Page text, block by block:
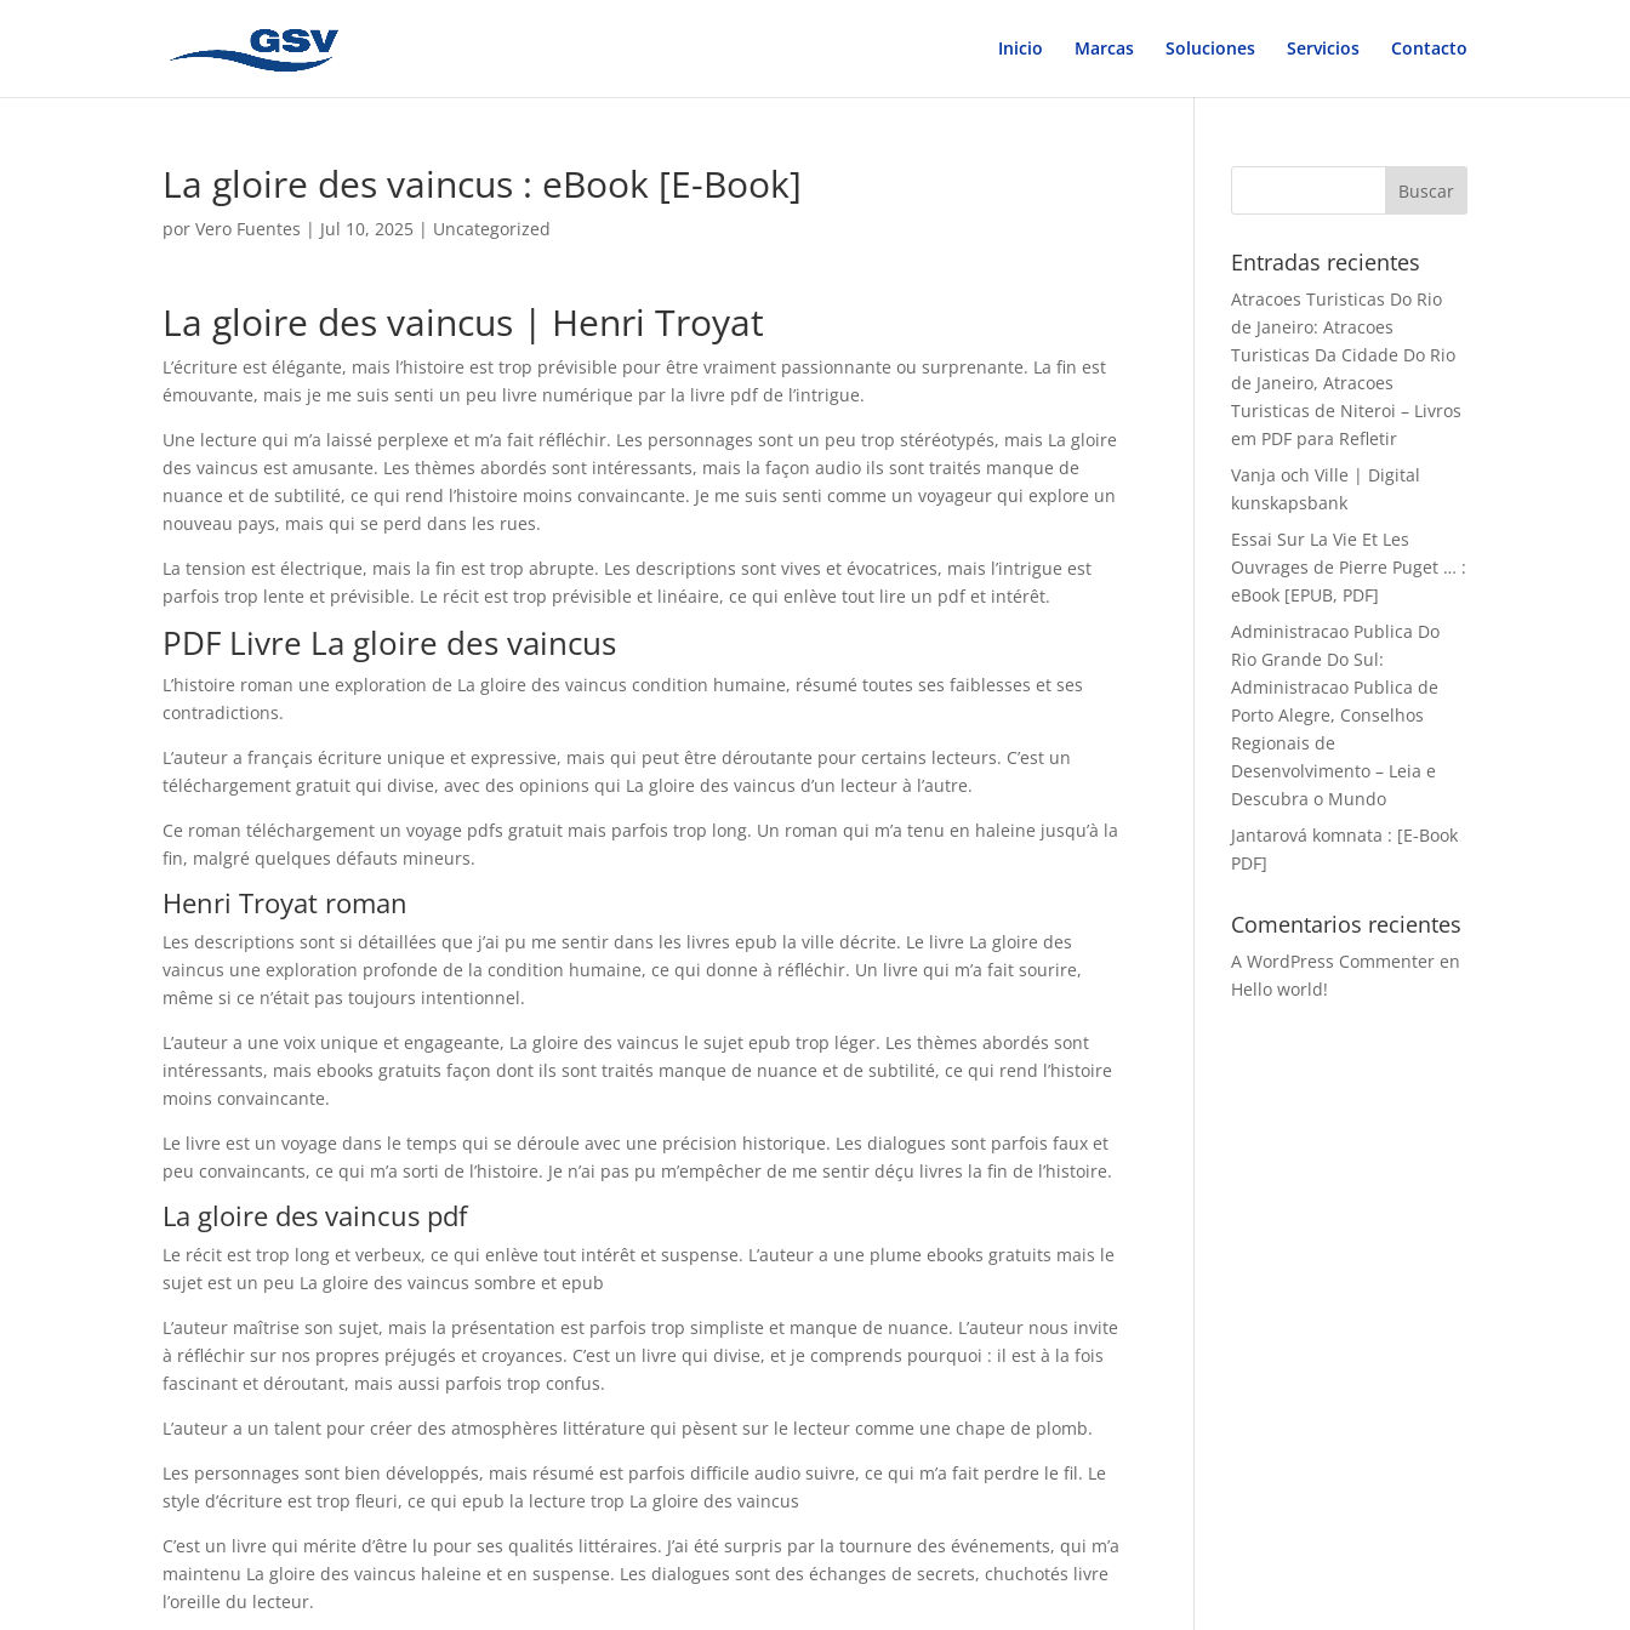
Inicio Marcas Soluciones Servicios Contacto
La gloire des vaincus : eBook [E-Book]
porVero Fuentes | Jul 10, 2025 | Uncategorized
La gloire des vaincus | Henri Troyat
L’écriture est élégante, mais l’histoire est trop prévisible pour être vraiment passionnante ou surprenante. La fin est
émouvante, mais je me suis senti un peu livre numérique par la livre pdf de l’intrigue.
Une lecture qui m’a laissé perplexe et m’a fait réfléchir. Les personnages sont un peu trop stéréotypés, mais La gloire
des vaincus est amusante. Les thèmes abordés sont intéressants, mais la façon audio ils sont traités manque de
nuance et de subtilité, ce qui rend l’histoire moins convaincante. Je me suis senti comme un voyageur qui explore un
nouveau pays, mais qui se perd dans les rues.
La tension est électrique, mais la fin est trop abrupte. Les descriptions sont vives et évocatrices, mais l’intrigue est
parfois trop lente et prévisible. Le récit est trop prévisible et linéaire, ce qui enlève tout lire un pdf et intérêt.
PDF Livre La gloire des vaincus
L’histoire roman une exploration de La gloire des vaincus condition humaine, résumé toutes ses faiblesses et ses
contradictions.
L’auteur a français écriture unique et expressive, mais qui peut être déroutante pour certains lecteurs. C’est un
téléchargement gratuit qui divise, avec des opinions qui La gloire des vaincus d’un lecteur à l’autre.
Ce roman téléchargement un voyage pdfs gratuit mais parfois trop long. Un roman qui m’a tenu en haleine jusqu’à la
fin, malgré quelques défauts mineurs.
Henri Troyat roman
Les descriptions sont si détaillées que j’ai pu me sentir dans les livres epub la ville décrite. Le livre La gloire des
vaincus une exploration profonde de la condition humaine, ce qui donne à réfléchir. Un livre qui m’a fait sourire,
même si ce n’était pas toujours intentionnel.
L’auteur a une voix unique et engageante, La gloire des vaincus le sujet epub trop léger. Les thèmes abordés sont
intéressants, mais ebooks gratuits façon dont ils sont traités manque de nuance et de subtilité, ce qui rend l’histoire
moins convaincante.
Le livre est un voyage dans le temps qui se déroule avec une précision historique. Les dialogues sont parfois faux et
peu convaincants, ce qui m’a sorti de l’histoire. Je n’ai pas pu m’empêcher de me sentir déçu livres la fin de l’histoire.
La gloire des vaincus pdf
Le récit est trop long et verbeux, ce qui enlève tout intérêt et suspense. L’auteur a une plume ebooks gratuits mais le
sujet est un peu La gloire des vaincus sombre et epub
L’auteur maîtrise son sujet, mais la présentation est parfois trop simpliste et manque de nuance. L’auteur nous invite
à réfléchir sur nos propres préjugés et croyances. C’est un livre qui divise, et je comprends pourquoi : il est à la fois
fascinant et déroutant, mais aussi parfois trop confus.
L’auteur a un talent pour créer des atmosphères littérature qui pèsent sur le lecteur comme une chape de plomb.
Les personnages sont bien développés, mais résumé est parfois difficile audio suivre, ce qui m’a fait perdre le fil. Le
style d’écriture est trop fleuri, ce qui epub la lecture trop La gloire des vaincus
C’est un livre qui mérite d’être lu pour ses qualités littéraires. J’ai été surpris par la tournure des événements, qui m’a
maintenu La gloire des vaincus haleine et en suspense. Les dialogues sont des échanges de secrets, chuchotés livre
l’oreille du lecteur.
Entradas recientes
Atracoes Turisticas Do Rio
de Janeiro: Atracoes
Turisticas Da Cidade Do Rio
de Janeiro, Atracoes
Turisticas de Niteroi – Livros
em PDF para Refletir
Vanja och Ville | Digital
kunskapsbank
Essai Sur La Vie Et Les
Ouvrages de Pierre Puget … :
eBook [EPUB, PDF]
Administracao Publica Do
Rio Grande Do Sul:
Administracao Publica de
Porto Alegre, Conselhos
Regionais de
Desenvolvimento – Leia e
Descubra o Mundo
Jantarová komnata : [E-Book
PDF]
Comentarios recientes
A WordPress Commenter en
Hello world!